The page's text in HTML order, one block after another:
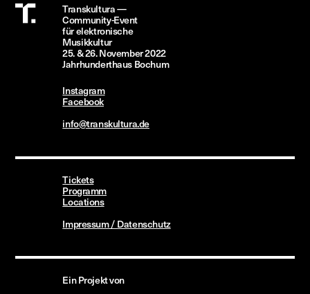
Transkultura —
Community-Event
fürelektronische
Musikkultur
25.&26. November2022
JahrhunderthausBochum
Instagram
Facebook
info@transkultura.de
Tickets
Programm
Locations
Impressum / Datenschutz
Ein Projekt von